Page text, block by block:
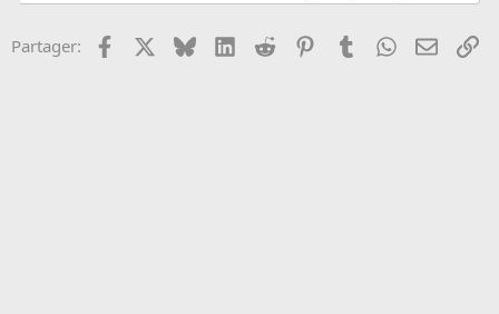
Partager: Facebook BlueskyLinkedInReddit PinterestTumblrWhatsApp
Email